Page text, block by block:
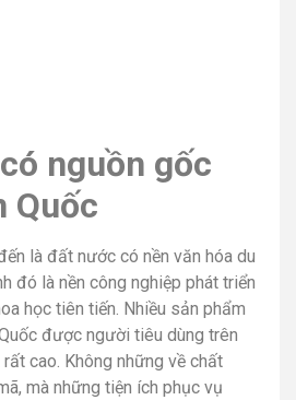
nguồn gốc
Quốc
là đất nước có nền văn hóa du
đó là nền công nghiệp phát triển
học tiên tiến. Nhiều sản phẩm
được người tiêu dùng trên
cao. Không những về chất
mà những tiện ích phục vụ